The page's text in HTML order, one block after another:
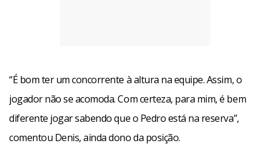
“É bom ter um concorrente à altura na equipe. Assim, o
jogador não se acomoda. Com certeza, para mim, é bem
diferente jogar sabendo que o Pedro está na reserva”,
comentou Denis, ainda dono da posição.